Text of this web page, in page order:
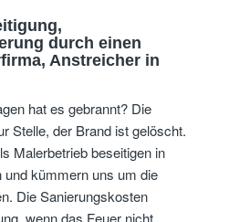
durch einen
Anstreicher in
hat es gebrannt? Die
Stelle, der Brand ist gelöscht.
Malerbetrieb beseitigen in
und kümmern uns um die
Die Sanierungskosten
wenn das Feuer nicht